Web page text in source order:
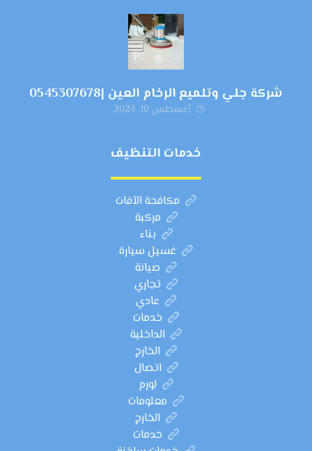
شركة جلي وتلميع الرخام العين |0545307678
أغسطس 10, 2024
خدمات التنظيف
مكافحة الآفات
مركبة
بناء
غسيل سيارة
صيانة
تجاري
عادي
خدمات
الداخلية
الخارج
اتصال
لورم
معلومات
الخارج
خدمات